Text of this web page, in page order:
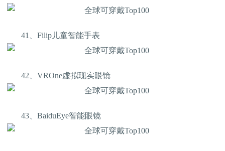
41、Filip儿童智能手表
42、VROne虚拟现实眼镜
43、BaiduEye智能眼镜